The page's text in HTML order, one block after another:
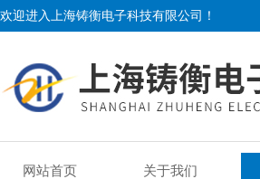
欢迎进入上海铸衡电子科技有限公司！
网站首页 关于我们